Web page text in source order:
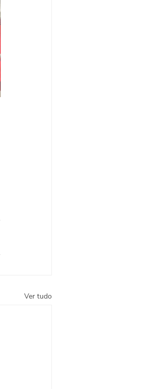
Ver tudo